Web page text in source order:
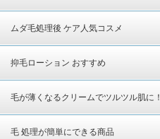
ムダ毛処理後 ケア人気コスメ
抑毛ローション おすすめ
毛が薄くなるクリームでツルツル肌に！
毛 処理が簡単にできる商品